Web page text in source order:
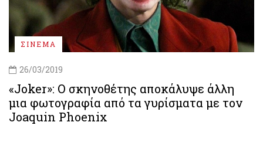
ΣΙΝΕΜΑ
26/03/2019
«Joker»: Ο σκηνοθέτης αποκάλυψε άλλη
μια φωτογραφία από τα γυρίσματα με τον
Joaquin Phoenix